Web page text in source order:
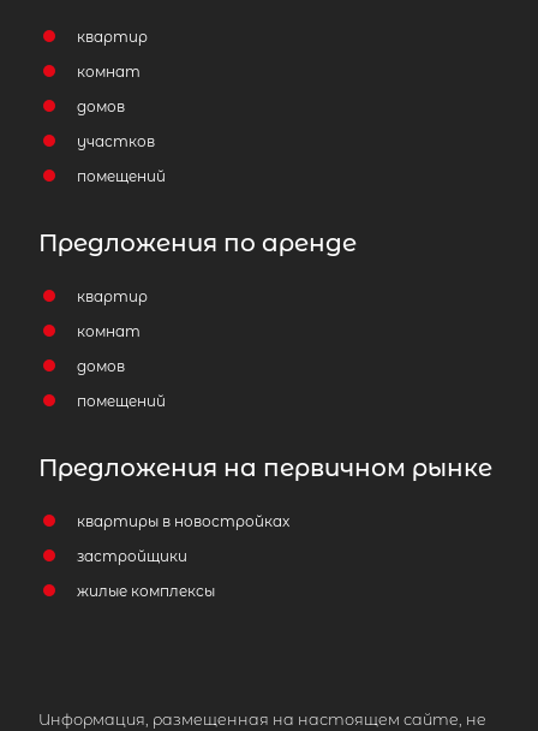
квартир
комнат
домов
участков
помещений
Предложения по аренде
квартир
комнат
домов
помещений
Предложения на первичном рынке
квартиры в новостройках
застройщики
жилые комплексы
Информация, размещенная на настоящем сайте, не